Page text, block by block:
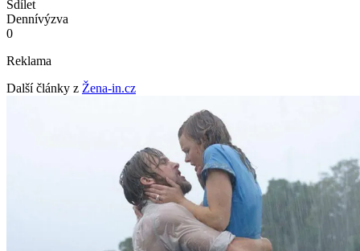
Sdílet
Dennívýzva
0
Reklama
Další články z Žena-in.cz